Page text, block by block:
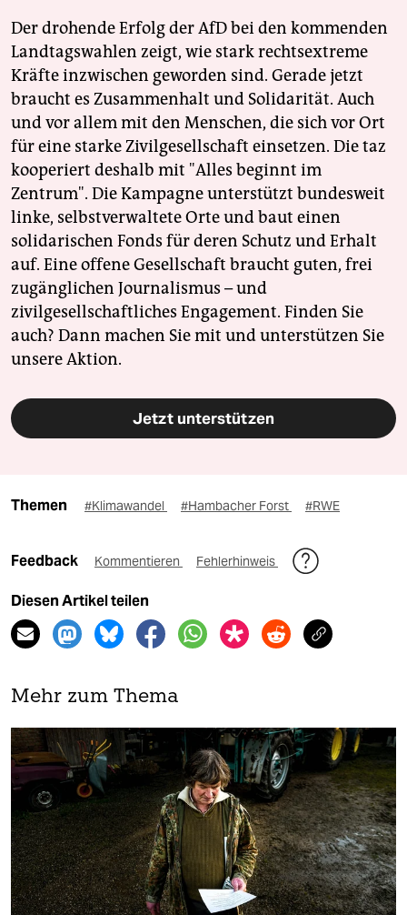
Der drohende Erfolg der AfD bei den kommenden
Landtagswahlen zeigt, wie stark rechtsextreme
Kräfte inzwischen geworden sind. Gerade jetzt
braucht es Zusammenhalt und Solidarität. Auch
und vor allem mit den Menschen, die sich vor Ort
für eine starke Zivilgesellschaft einsetzen. Die taz
kooperiert deshalb mit "Alles beginnt im
Zentrum". Die Kampagne unterstützt bundesweit
linke, selbstverwaltete Orte und baut einen
solidarischen Fonds für deren Schutz und Erhalt
auf. Eine offene Gesellschaft braucht guten, frei
zugänglichen Journalismus – und
zivilgesellschaftliches Engagement. Finden Sie
auch? Dann machen Sie mit und unterstützen Sie
unsere Aktion.
Jetzt unterstützen
Themen #Klimawandel #Hambacher Forst #RWE
Feedback Kommentieren Fehlerhinweis
Diesen Artikel teilen
Mehr zum Thema